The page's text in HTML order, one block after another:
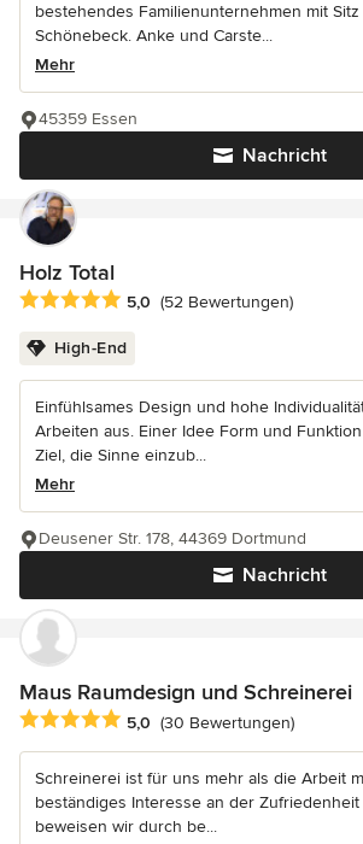
bestehendes Familienunternehmen mit
Schönebeck. Anke und Carste...
Mehr
Nachricht
45359 Essen
Holz Total
Durchschnittliche Bewertung: 5 von 5
5,0 (52 Bewertungen)
High-End
Einfühlsames Design und hohe
Arbeiten aus. Einer Idee Form und
Ziel, die Sinne einzub...
Mehr
Nachricht
Deusener Str. 178, 44369 Dortmund
Maus Raumdesign und Schreinerei
Durchschnittliche Bewertung: 5 von 5
5,0 (30 Bewertungen)
Schreinerei ist für uns mehr als die Arbeit
beständiges Interesse an der
beweisen wir durch be...